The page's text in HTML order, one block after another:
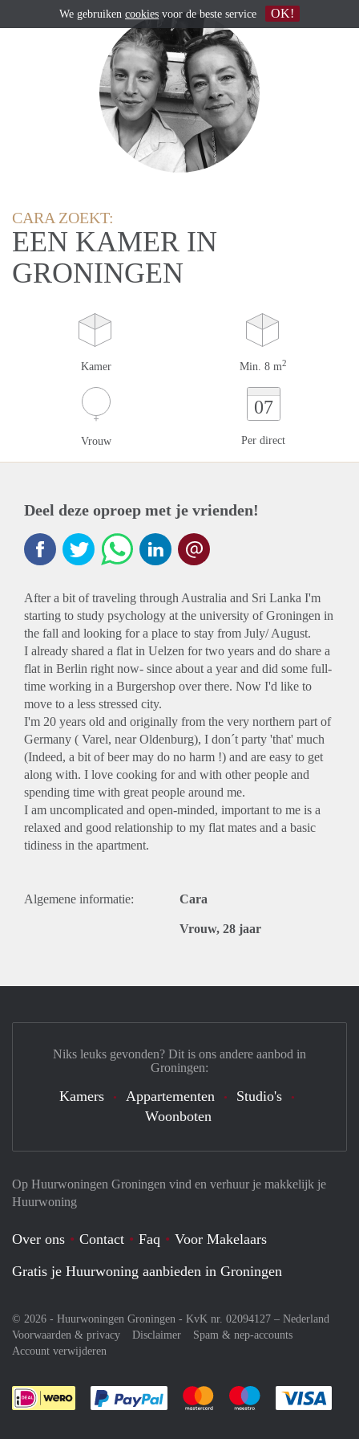
CARA ZOEKT:
EEN KAMER IN
GRONINGEN
Kamer Min. 8 m2
Vrouw
07
Per direct
Deel deze oproep met je vrienden!
After a bit of traveling through Australia and Sri Lanka I'm
starting to study psychology at the university of Groningen in
the fall and looking for a place to stay from July/ August.
I already shared a flat in Uelzen for two years and do share a
flat in Berlin right now- since about a year and did some full-
time working in a Burgershop over there. Now I'd like to
move to a less stressed city.
I'm 20 years old and originally from the very northern part of
Germany ( Varel, near Oldenburg), I don´t party 'that' much
(Indeed, a bit of beer may do no harm !) and are easy to get
along with. I love cooking for and with other people and
spending time with great people around me.
I am uncomplicated and open-minded, important to me is a
relaxed and good relationship to my flat mates and a basic
tidiness in the apartment.
Algemene informatie: Cara
Vrouw, 28 jaar
Op Huurwoningen Groningen vind en verhuur je makkelijk je
Huurwoning
Over ons Contact Faq
Voor Makelaars
Gratis je Huurwoning aanbieden in Groningen
© 2026 - Huurwoningen Groningen - KvK nr. 02094127 – Nederland
Voorwaarden & privacy
Disclaimer
Spam & nep-accounts
Account verwijderen
Je rekent gemakkelijk af met Paypal
Je rekent gemakkelijk af met
Je rekent
Niks leuks gevonden? Dit is ons andere aanbod in
Groningen:
Kamers Appartementen
Studio's
Woonboten
We gebruiken cookies voor de beste service OK!